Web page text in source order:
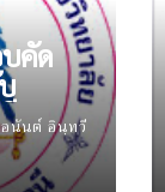
บคัด
การ
อง )
นันต์ อินฺทวี